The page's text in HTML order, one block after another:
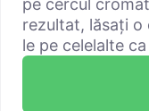
pe cercul
rezultat, lăsați
le pe celelalte